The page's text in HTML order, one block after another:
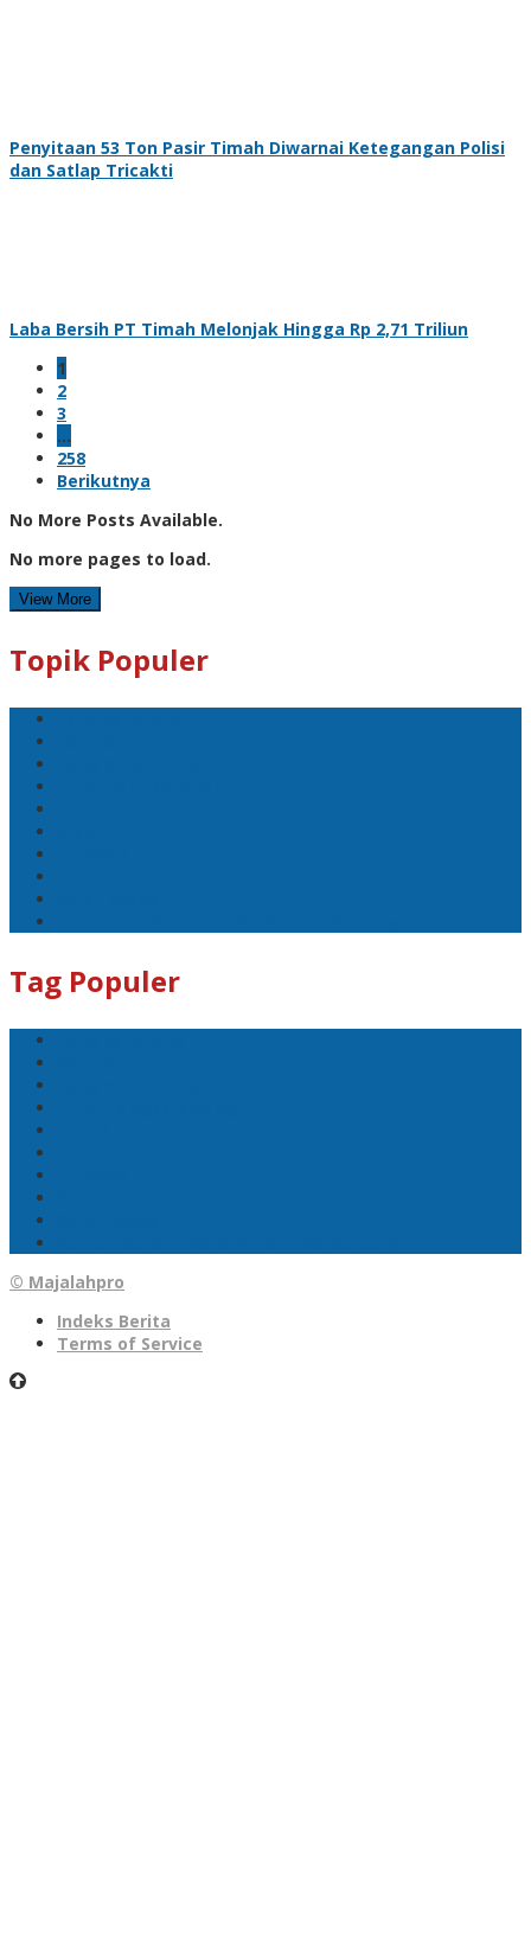
Penyitaan 53 Ton Pasir Timah Diwarnai Ketegangan Polisi
dan Satlap Tricakti
Laba Bersih PT Timah Melonjak Hingga Rp 2,71 Triliun
1
2
3
…
258
Berikutnya
No More Posts Available.
No more pages to load.
View More
Topik Populer
Tag Populer
© Majalahpro
Indeks Berita
Terms of Service